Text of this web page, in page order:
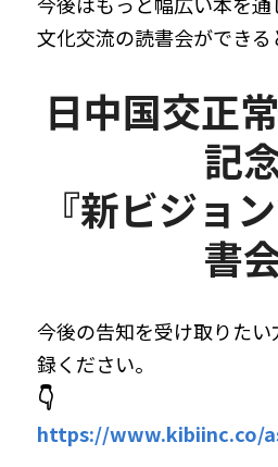
文化交流の読書会ができる
日中国交正
記
『新ビジョ
書
今後の告知を受け取りた
録ください。
👇
https://www.kibiinc.co/